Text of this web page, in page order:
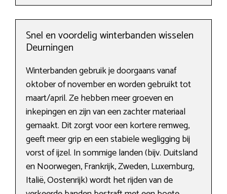
Snel en voordelig winterbanden wisselen
Deurningen
Winterbanden gebruik je doorgaans vanaf
oktober of november en worden gebruikt tot
maart/april. Ze hebben meer groeven en
inkepingen en zijn van een zachter materiaal
gemaakt. Dit zorgt voor een kortere remweg,
geeft meer grip en een stabiele wegligging bij
vorst of ijzel. In sommige landen (bijv. Duitsland
en Noorwegen, Frankrijk, Zweden, Luxemburg,
Italië, Oostenrijk) wordt het rijden van de